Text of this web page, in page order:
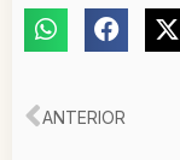
Ant
ANTERIOR